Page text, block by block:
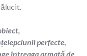
perfecte,
întreaga armată de